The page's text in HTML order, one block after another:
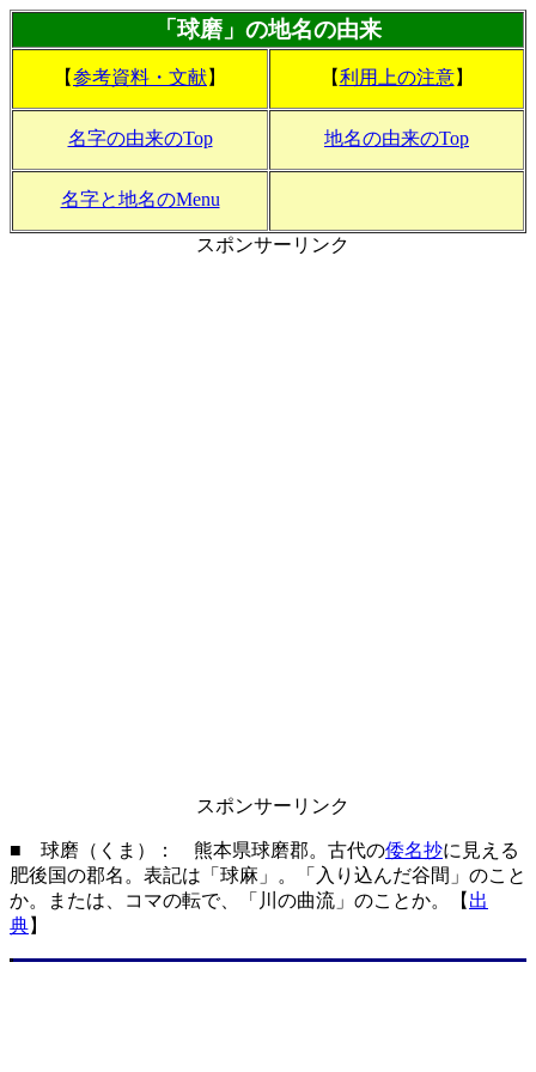
「球磨」の地名の由来
【参考資料・文献】 【利用上の注意】
名字の由来のTop 地名の由来のTop
名字と地名のMenu
スポンサーリンク
スポンサーリンク
■ 球磨（くま）： 熊本県球磨郡。古代の倭名抄に見える
肥後国の郡名。表記は「球麻」。「入り込んだ谷間」のこと
か。または、コマの転で、「川の曲流」のことか。【 出
典】